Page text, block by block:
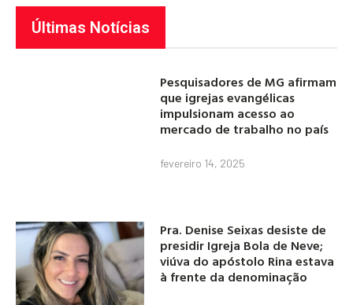
Últimas Notícias
Pesquisadores de MG afirmam
que igrejas evangélicas
impulsionam acesso ao
mercado de trabalho no país
fevereiro 14, 2025
Pra. Denise Seixas desiste de
presidir Igreja Bola de Neve;
viúva do apóstolo Rina estava
à frente da denominação